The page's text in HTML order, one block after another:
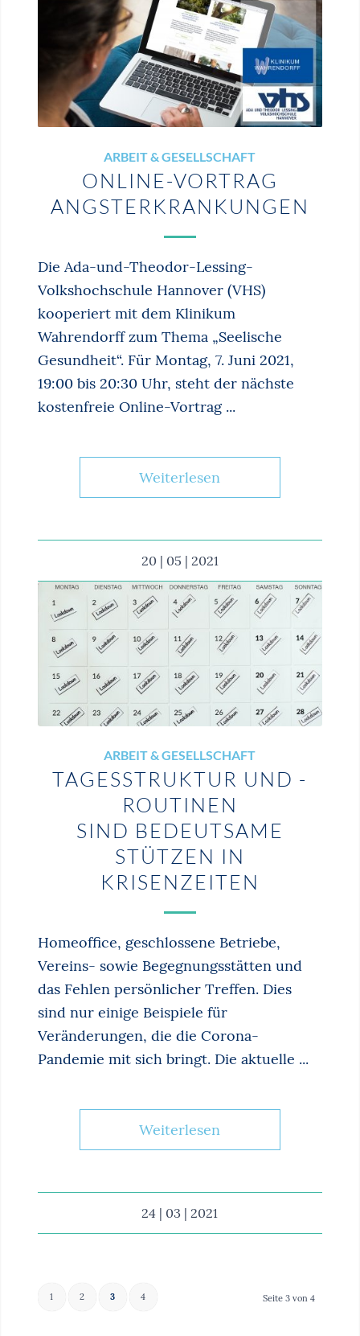
ARBEIT & GESELLSCHAFT
ONLINE-VORTRAG
ANGSTERKRANKUNGEN
Die Ada-und-Theodor-Lessing-
Volkshochschule Hannover (VHS)
kooperiert mit dem Klinikum
Wahrendorff zum Thema „Seelische
Gesundheit“. Für Montag, 7. Juni 2021,
19:00 bis 20:30 Uhr, steht der nächste
kostenfreie Online-Vortrag ...
Weiterlesen
20 | 05 | 2021
ARBEIT & GESELLSCHAFT
TAGESSTRUKTUR UND -
ROUTINEN
SIND BEDEUTSAME
STÜTZEN IN
KRISENZEITEN
Homeoffice, geschlossene Betriebe,
Vereins- sowie Begegnungsstätten und
das Fehlen persönlicher Treffen. Dies
sind nur einige Beispiele für
Veränderungen, die die Corona-
Pandemie mit sich bringt. Die aktuelle ...
Weiterlesen
24 | 03 | 2021
Seite 3 von 4
1 2 3 4